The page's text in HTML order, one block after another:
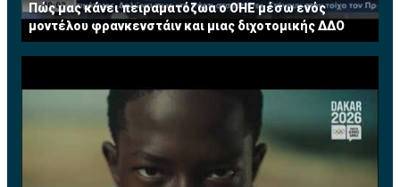
Πώς μας κάνει πειραματόζωα ο ΟΗΕ μέσω ενός
μοντέλου φρανκενστάιν και μιας διχοτομικής ΔΔΟ